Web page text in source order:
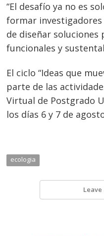
“El desafío ya no es
formar investigadores
de diseñar soluciones
funcionales y
El ciclo “Ideas que
parte de las
Virtual de Postgrado
los días 6 y 7 de
ecologia